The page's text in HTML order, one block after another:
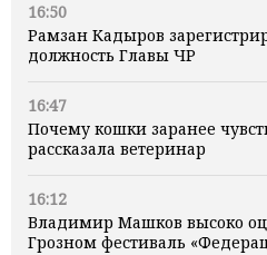
16:50
Рамзан Кадыров
должность Главы ЧР
16:47
Почему кошки заранее
рассказала ветеринар
16:12
Владимир Машков высоко
Грозном фестиваль